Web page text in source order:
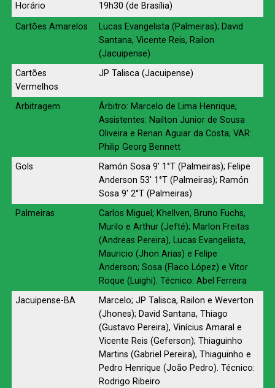
Horário
19h30 (de Brasília)
Cartões Amarelos
Lucas Evangelista (Palmeiras); David
Santana, Vicente Reis, Railon
(Jacuipense)
Cartões
Vermelhos
JP Talisca (Jacuipense)
Arbitragem
Árbitro: Marcelo de Lima Henrique;
Assistentes: Nailton Junior de Sousa
Oliveira e Renan Aguiar da Costa; VAR:
Philip Georg Bennett
Gols
Ramón Sosa 9′ 1°T (Palmeiras); Felipe
Anderson 53′ 1°T (Palmeiras); Ramón
Sosa 9′ 2°T (Palmeiras)
Palmeiras
Carlos Miguel; Khellven, Bruno Fuchs,
Murilo e Arthur (Jefté); Marlon Freitas
(Andreas Pereira), Lucas Evangelista,
Mauricio (Jhon Arias) e Felipe
Anderson; Sosa (Flaco López) e Vitor
Roque (Luighi). Técnico: Abel Ferreira
Jacuipense-BA
Marcelo; JP Talisca, Railon e Weverton
(Jhones); David Santana, Thiago
(Gustavo Pereira), Vinícius Amaral e
Vicente Reis (Geferson); Thiaguinho
Martins (Gabriel Pereira), Thiaguinho e
Pedro Henrique (João Pedro). Técnico:
Rodrigo Ribeiro